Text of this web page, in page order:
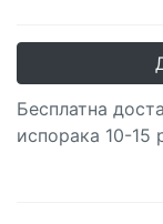
Бесплатна
испорака 10-15